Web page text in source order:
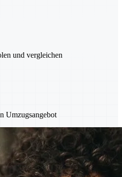
und vergleichen
Umzugsangebot